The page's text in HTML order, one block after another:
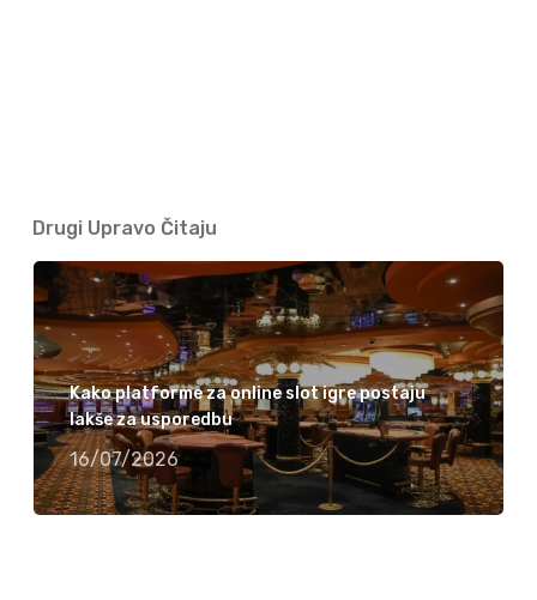
Drugi Upravo Čitaju
Kako platforme za online slot igre postaju
lakše za usporedbu
16/07/2026